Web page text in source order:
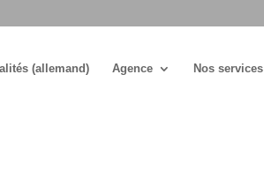
(allemand) Agence Nos services